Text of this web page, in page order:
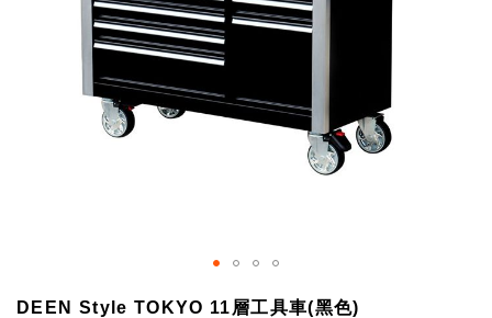
DEEN Style TOKYO 11層工具車(黑色)